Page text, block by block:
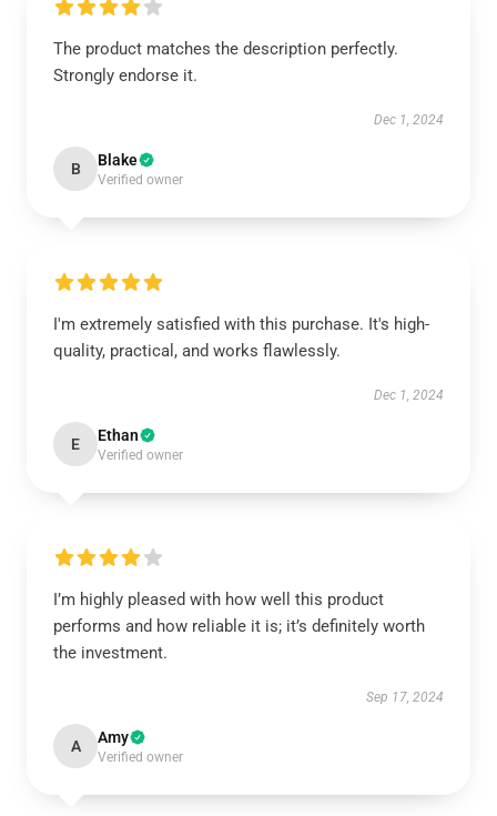
The product matches the description perfectly.
Strongly endorse it.
Dec 1, 2024
B Blake
Verified owner
I'm extremely satisfied with this purchase. It's high-
quality, practical, and works flawlessly.
Dec 1, 2024
E Ethan
Verified owner
I’m highly pleased with how well this product
performs and how reliable it is; it’s definitely worth
the investment.
Sep 17, 2024
A Amy
Verified owner